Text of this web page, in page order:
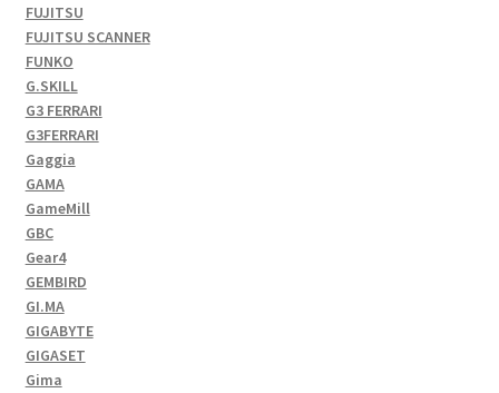
FUJITSU
FUJITSU SCANNER
FUNKO
G.SKILL
G3 FERRARI
G3FERRARI
Gaggia
GAMA
GameMill
GBC
Gear4
GEMBIRD
GI.MA
GIGABYTE
GIGASET
Gima